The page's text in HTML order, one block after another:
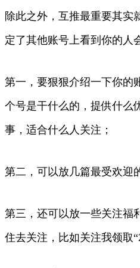
除此之外，互推最重要其实
定了其他账号上看到你的人
第一，要狠狠介绍一下你的
个号是干什么的，提供什么
事，适合什么人关注；
第二，可以放几篇最受欢迎
第三，还可以放一些关注福
住去关注，比如关注我领取